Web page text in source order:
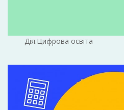
Дія.Цифрова освіта